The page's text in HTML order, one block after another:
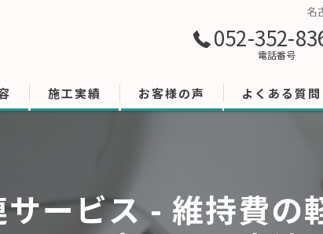
名
052-352-
電話番号
施工実績 お客様の声 よくある質問
ービス - 維持費の